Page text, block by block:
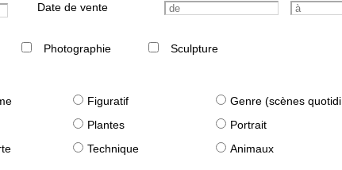
Date de vente
Photographie Sculpture
Figuratif Genre (scènes quotidiennes)
Plantes Portrait
Technique Animaux